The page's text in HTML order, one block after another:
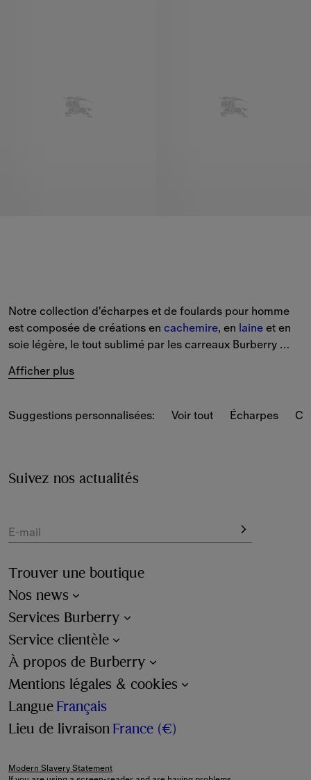
Notre collection d'écharpes et de foulards pour homme
est composée de créations en cachemire, en laine et en
soie légère, le tout sublimé par les carreaux Burberry
saisonniers tels que le beige d'archive, le vert Loch et le
initiales grâce à notre service de
Afficher plus
Suggestions personnalisées: Voir tout Écharpes
Suivez nos actualités
E-mail
Trouver une boutique
Nos news
Services Burberry
Service clientèle
À propos de Burberry
Mentions légales & cookies
Langue Français
Lieu de livraison France (€)
Modern Slavery Statement